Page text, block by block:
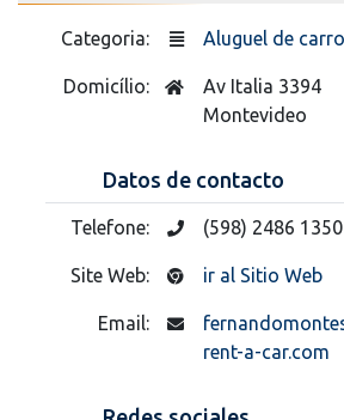
Categoria: Aluguel de
Domicílio:
Av Italia 3394
Montevideo
Datos de contacto
Telefone: (598) 2486 1350
Site Web: ir al Sitio Web
Email:
rent-a-car.com